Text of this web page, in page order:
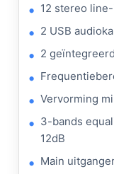
12 stereo
2 USB
2
Vervorming
3-bands
12dB
Main